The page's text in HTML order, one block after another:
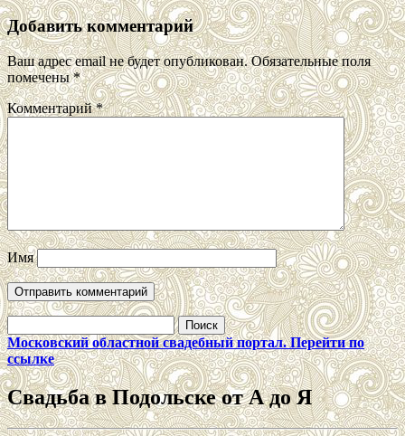
Добавить комментарий
Ваш адрес email не будет опубликован. Обязательные поля
помечены*
Комментарий*
Имя
Найти:
Московский областной свадебный портал. Перейти по
ссылке
Свадьба в Подольске от А до Я